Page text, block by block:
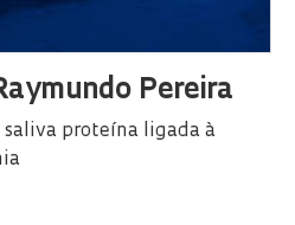
Pereira
saliva proteína ligada à